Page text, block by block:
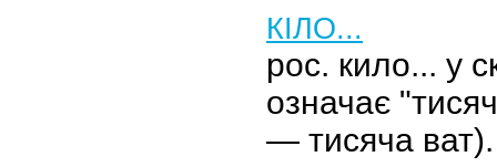
КІЛО...
рос. кило... у
означає
— тисяча ват).